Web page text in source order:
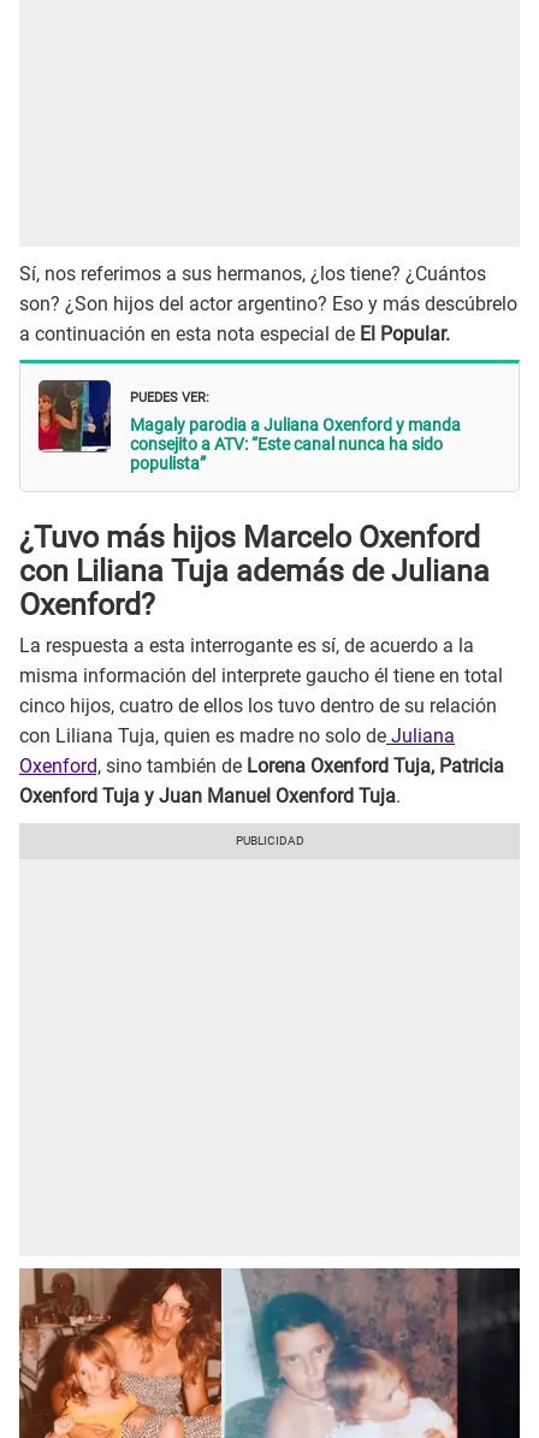
Sí, nos referimos a sus hermanos, ¿los tiene? ¿Cuántos
son? ¿Son hijos del actor argentino? Eso y más descúbrelo
a continuación en esta nota especial de El Popular.
PUEDES VER:
Magaly parodia a Juliana Oxenford y manda
consejito a ATV: “Este canal nunca ha sido
populista”
¿Tuvo más hijos Marcelo Oxenford
con Liliana Tuja además de Juliana
Oxenford?
La respuesta a esta interrogante es sí, de acuerdo a la
misma información del interprete gaucho él tiene en total
cinco hijos, cuatro de ellos los tuvo dentro de su relación
con Liliana Tuja, quien es madre no solo de Juliana
Oxenford, sino también de Lorena Oxenford Tuja, Patricia
Oxenford Tuja y Juan Manuel Oxenford Tuja.